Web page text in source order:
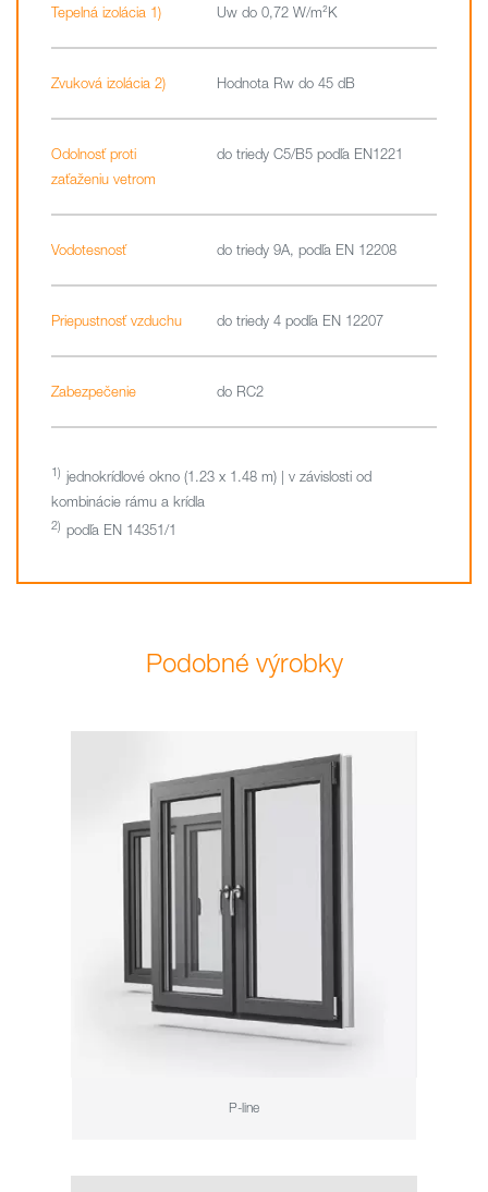
Tepelná izolácia 1) Uw do 0,72 W/m²K
Zvuková izolácia 2) Hodnota Rw do 45 dB
Odolnosť proti
zaťaženiu vetrom
do triedy C5/B5 podľa EN1221
Vodotesnosť do triedy 9A, podľa EN 12208
Priepustnosť vzduchu do triedy 4 podľa EN 12207
Zabezpečenie do RC2
jednokrídlové okno (1.23 x 1.48 m) | v závislosti od
kombinácie rámu a krídla
podľa EN 14351/1
Podobné výrobky
P-line